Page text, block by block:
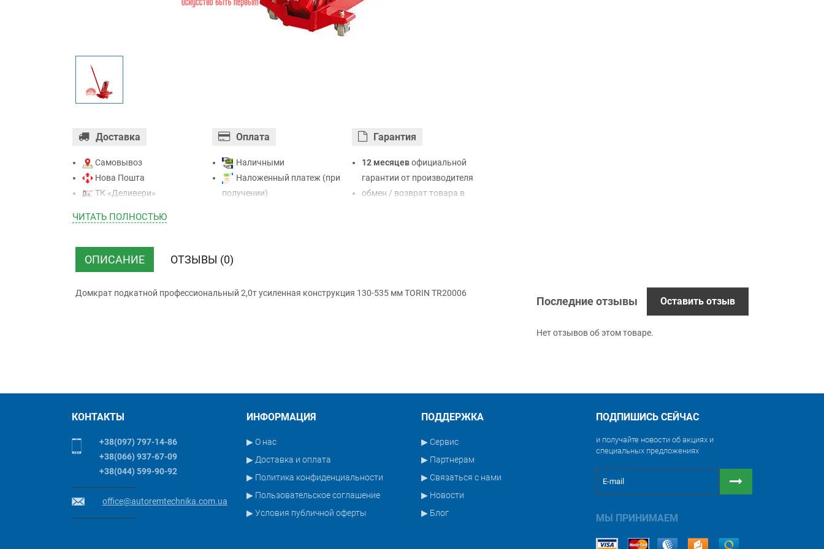
Доставка
Самовывоз
Нова Пошта
ТК «Деливери»
ТК “Justin”
ТК ”УкрПочта”
Оплата
Наличными
Наложенный платеж (при
получении)
Гарантия
12 месяцевофициальной
гарантии от производителя
обмен / возврат товара в
ЧИТАТЬ ПОЛНОСТЬЮ
ОПИСАНИЕ ОТЗЫВЫ (0)
Домкрат подкатной профессиональный 2,0т усиленная конструкция 130-535 мм TORIN TR20006
Последние отзывы Оставить отзыв
Нет отзывов об этом товаре.
КОНТАКТЫ
+38(097) 797-14-86
+38(066) 937-67-09
+38(044) 599-90-92
office@autoremtechnika.com.ua
ИНФОРМАЦИЯ
▶ О нас
▶ Доставка и оплата
▶ Политика конфиденциальности
▶ Пользовательское соглашение
▶ Условия публичной оферты
ПОДДЕРЖКА
▶ Сервис
▶ Партнерам
▶ Связаться с нами
▶ Новости
▶ Блог
ПОДПИШИСЬ СЕЙЧАС
и получайте новости об акциях и
специальных предложениях
МЫ ПРИНИМАЕМ